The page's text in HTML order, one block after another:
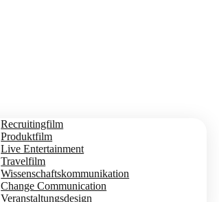
Recruitingfilm
Produktfilm
Live Entertainment
Travelfilm
Wissenschaftskommunikation
Change Communication
Veranstaltungsdesign